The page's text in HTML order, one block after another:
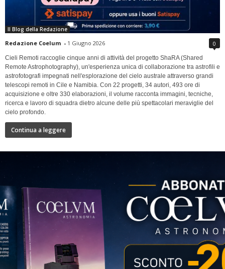
Il Blog della Redazione
Redazione Coelum - 1 Giugno 2026 0
Cieli Remoti raccoglie cinque anni di attività del progetto ShaRA (Shared
Remote Astrophotography), un'esperienza unica di collaborazione tra astrofili e
astrofotografi impegnati nell'esplorazione del cielo australe attraverso grandi
telescopi remoti in Cile e Namibia. Con 22 progetti, 34 autori, 493 ore di
acquisizione e oltre 330 elaborazioni, il volume racconta immagini, tecniche,
ricerca e lavoro di squadra dietro alcune delle più spettacolari meraviglie del
cielo profondo.
Continua a leggere